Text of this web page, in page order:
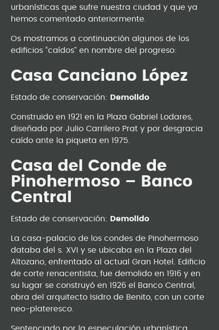
urbanísticas que sufre nuestra ciudad y que ya
hemos comentado anteriormente.
Os mostramos a continuación algunos de los
edificios “caídos” en nombre del progreso:
Casa Canciano López
Estado de conservación: Demolido
Construido en 1921 en la Plaza Gabriel Lodares,
diseñado por Julio Carrilero Prat y por desgracia
caído ante la piqueta en 1975.
Casa del Conde de
Pinohermoso – Banco
Central
Estado de conservación: Demolido
La casa-palacio de los condes de Pinohermoso
databa del s. XVI y se ubicaba en la Plaza del
Altozano, enfrentado al actual Gran Hotel. Edificio
de corte renacentista, fue demolido en 1916 y en
su lugar se construyó en 1926 el Banco Central,
obra del arquitecto Isidro de Benito, con un corte
neo-plateresco.